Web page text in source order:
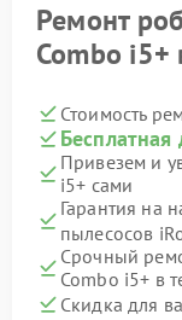
Ремонт
Combo i5+
Стоимость
Бесплатная
Привезем и
i5+ сами
Гарантия на
пылесосов
Срочный
Combo i5+ в
Скидка для